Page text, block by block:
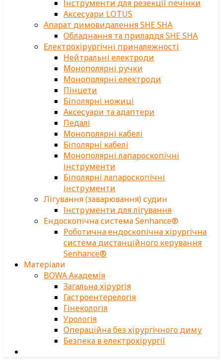
Інструменти для резекції печінки
Аксесуари LOTUS
Апарат димовидалення SHE SHA
Обладнання та приладдя SHE SHA
Електрохірургічні приналежності
Нейтральні електроди
Монополярні ручки
Монополярні електроди
Пінцети
Біполярні ножиці
Аксесуари та адаптери
Педалі
Монополярні кабелі
Біполярні кабелі
Монополярні лапароскопічні
інструменти
Біполярні лапароскопічні
інструменти
Лігування (заварювання) судин
Інструменти для лігування
Ендоскопічна система Senhance®
Роботична ендоскопічна хірургічна
система дистанційного керування
Senhance®
Матеріали
BOWA Академія
Загальна хірургія
Гастроентерелогія
Гінекологія
Урологія
Операційна без хірургічного диму
Безпека в електрохірургії